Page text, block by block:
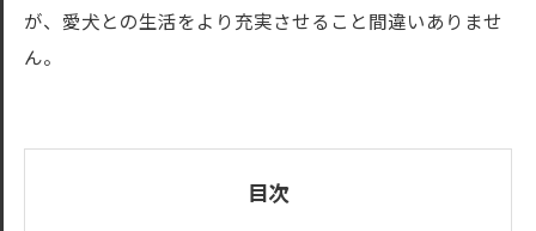
が、愛犬との生活をより充実させること間違いありませ
ん。
目次